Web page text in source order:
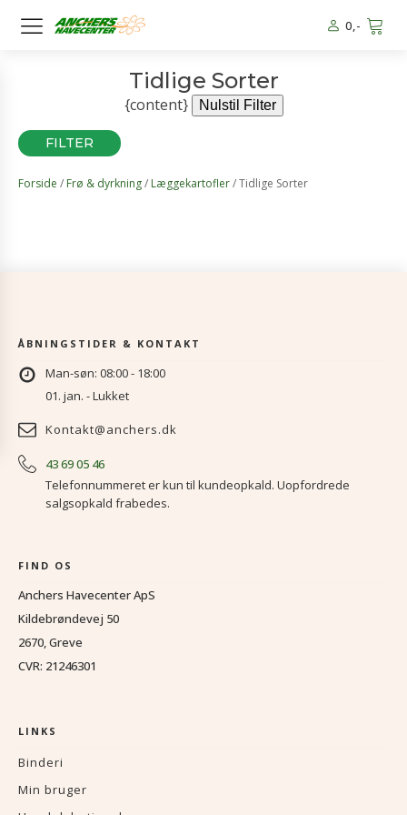
0,-
Tidlige Sorter
{content} Nulstil Filter
FILTER
Forside / Frø & dyrkning/ Læggekartofler/ Tidlige Sorter
ÅBNINGSTIDER & KONTAKT
Man-søn: 08:00 - 18:00
01. jan. - Lukket
Kontakt@anchers.dk
43 69 05 46
Telefonnummeret er kun til kundeopkald. Uopfordrede
salgsopkald frabedes.
FIND OS
Anchers Havecenter ApS
Kildebrøndevej 50
2670, Greve
CVR: 21246301
LINKS
Binderi
Min bruger